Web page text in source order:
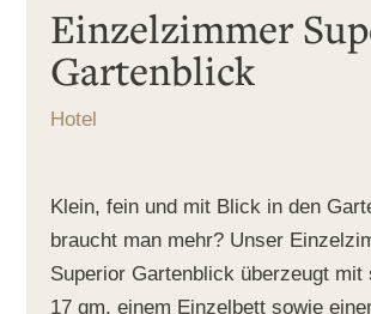
Einzelzimmer
Gartenblick
Hotel
Klein, fein und mit Blick in den
braucht man mehr? Unser
Superior Gartenblick überzeugt mit
17 qm, einem Einzelbett sowie